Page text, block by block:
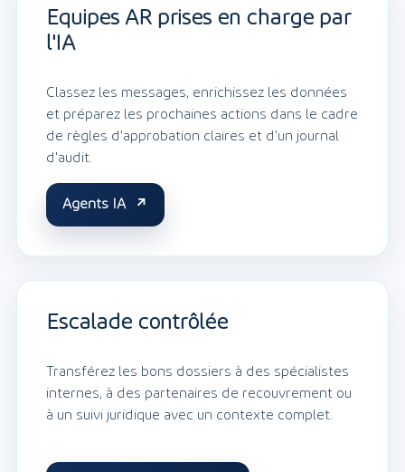
Équipes AR prises en charge par
l'IA
Classez les messages, enrichissez les données
et préparez les prochaines actions dans le cadre
de règles d'approbation claires et d'un journal
d'audit.
Agents IA
Escalade contrôlée
Transférez les bons dossiers à des spécialistes
internes, à des partenaires de recouvrement ou
à un suivi juridique avec un contexte complet.